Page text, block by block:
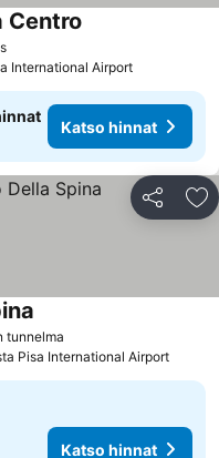
Katso hinnat
Centro
International Airport
Katso hinnat
Jaa
tunnelma
Pisa International Airport
Katso hinnat